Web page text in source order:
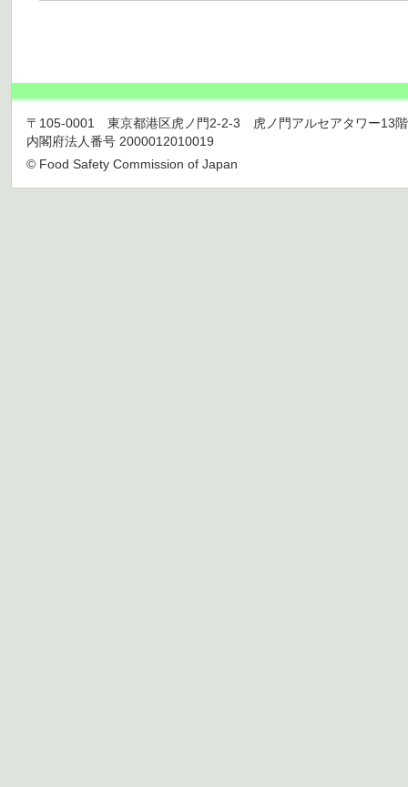
〒105-0001 東京都港区虎ノ門2-2-3 虎ノ門アルセアタワー13
内閣府法人番号 2000012010019
© Food Safety Commission of Japan